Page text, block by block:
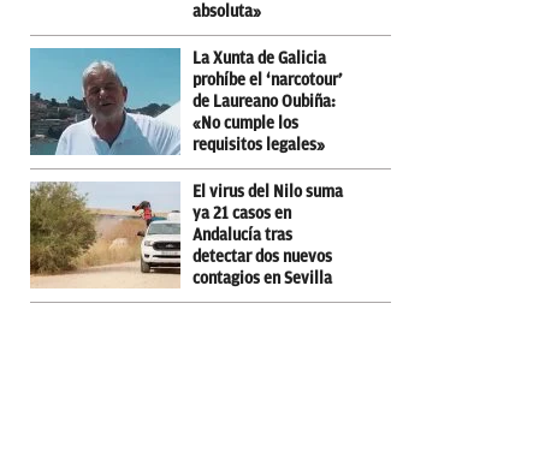
absoluta»
La Xunta de Galicia
prohíbe el ‘narcotour’
de Laureano Oubiña:
«No cumple los
requisitos legales»
El virus del Nilo suma
ya 21 casos en
Andalucía tras
detectar dos nuevos
contagios en Sevilla